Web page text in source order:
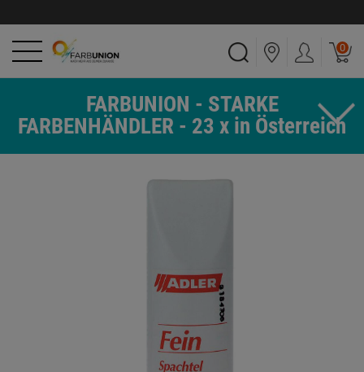
0
FARBUNION - STARKE
FARBENHÄNDLER - 23 x in Österreich